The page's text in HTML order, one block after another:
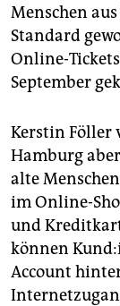
Menschen
Standard
Online-
September
Kerstin Föller
Hamburg
alte
im Online-
und
können
Account